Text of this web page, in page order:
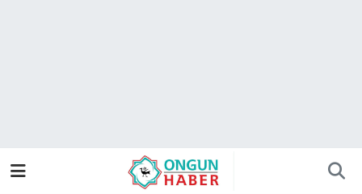
Trafik Durumu